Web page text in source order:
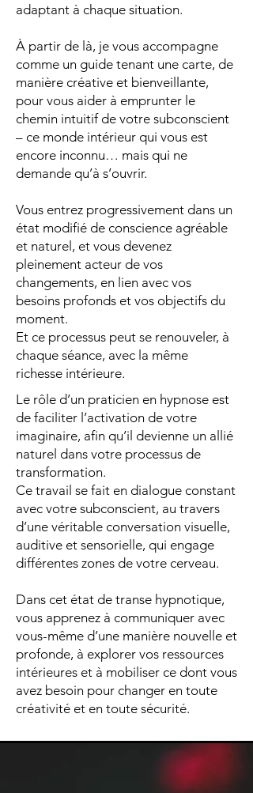
adaptant à chaque situation.
À partir de là, je vous accompagne
comme un guide tenant une carte, de
manière créative et bienveillante,
pour vous aider à emprunter le
chemin intuitif de votre subconscient
– ce monde intérieur qui vous est
encore inconnu… mais qui ne
demande qu’à s’ouvrir.
Vous entrez progressivement dans un
état modifié de conscience agréable
et naturel, et vous devenez
pleinement acteur de vos
changements, en lien avec vos
besoins profonds et vos objectifs du
moment.
Et ce processus peut se renouveler, à
chaque séance, avec la même
richesse intérieure.
Le rôle d’un praticien en hypnose est
de faciliter l’activation de votre
imaginaire, afin qu’il devienne un allié
naturel dans votre processus de
transformation.
Ce travail se fait en dialogue constant
avec votre subconscient, au travers
d’une véritable conversation visuelle,
auditive et sensorielle, qui engage
différentes zones de votre cerveau.
Dans cet état de transe hypnotique,
vous apprenez à communiquer avec
vous-même d’une manière nouvelle et
profonde, à explorer vos ressources
intérieures et à mobiliser ce dont vous
avez besoin pour changer en toute
créativité et en toute sécurité.